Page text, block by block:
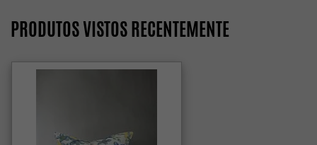
PRODUTOS VISTOS RECENTEMENTE